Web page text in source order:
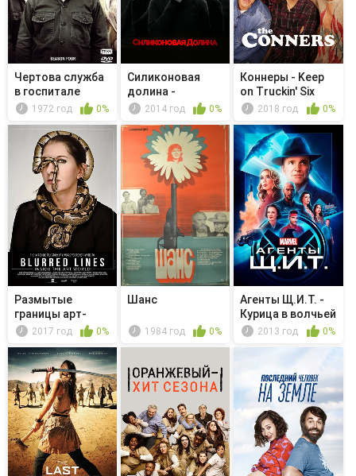
Чертова служба
в гoспитале
M*A*S*H - ...
1972 год 0%
Силиконовая
долина -
Обязательный
2014 год 0%
Коннеры - Keep
on Truckin' Six
Feet A...
2018 год 0%
Размытые
границы арт-
мира2017 год 0%
Шанс
1984 год 0%
Агенты Щ.И.Т. -
Курица в волчьей
норе2013 год 0%